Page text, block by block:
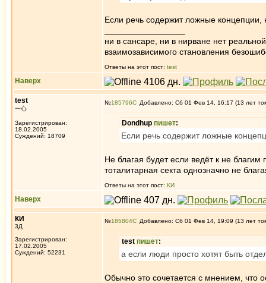
Если речь содержит ложные концепции,
ни в сансаре, ни в нирване нет
взаимозависимого становления
Ответы на этот пост: test
Наверх
test
一心
Зарегистрирован:
18.02.2005
Суждений: 18709
№185796 Добавлено: Сб 01 Фев 14, 16:17 (13 лет
Dondhup пишет:
Если речь содержит ложные
Не благая будет если ведёт к не благим
тоталитарная секта однозначно не
Ответы на этот пост: КИ
Наверх
КИ
3Д
Зарегистрирован:
17.02.2005
Суждений: 52231
№185804 Добавлено: Сб 01 Фев 14, 19:09 (13 лет
test пишет:
а если люди просто хотят быть
Обычно это сочетается с мнением, что